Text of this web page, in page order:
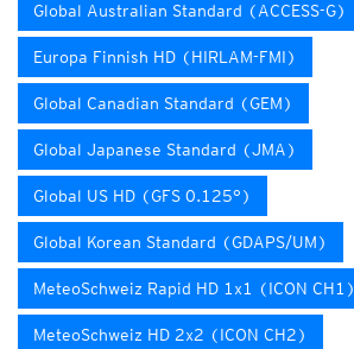
Global Australian Standard (ACCESS-G)
Europa Finnish HD (HIRLAM-FMI)
Global Canadian Standard (GEM)
Global Japanese Standard (JMA)
Global US HD (GFS 0.125°)
Global Korean Standard (GDAPS/UM)
MeteoSchweiz Rapid HD 1x1 (ICON CH1)
MeteoSchweiz HD 2x2 (ICON CH2)